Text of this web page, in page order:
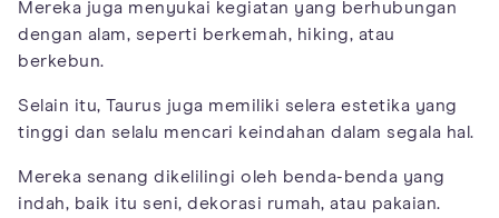
Mereka juga menyukai kegiatan yang berhubungan
dengan alam, seperti berkemah, hiking, atau
berkebun.
Selain itu, Taurus juga memiliki selera estetika yang
tinggi dan selalu mencari keindahan dalam segala hal.
Mereka senang dikelilingi oleh benda-benda yang
indah, baik itu seni, dekorasi rumah, atau pakaian.